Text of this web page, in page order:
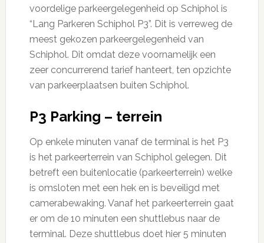
voordelige parkeergelegenheid op Schiphol is
“Lang Parkeren Schiphol P3”. Dit is verreweg de
meest gekozen parkeergelegenheid van
Schiphol. Dit omdat deze voornamelijk een
zeer concurrerend tarief hanteert, ten opzichte
van parkeerplaatsen buiten Schiphol.
P3 Parking – terrein
Op enkele minuten vanaf de terminal is het P3
is het parkeerterrein van Schiphol gelegen. Dit
betreft een buitenlocatie (parkeerterrein) welke
is omsloten met een hek en is beveiligd met
camerabewaking. Vanaf het parkeerterrein gaat
er om de 10 minuten een shuttlebus naar de
terminal. Deze shuttlebus doet hier 5 minuten